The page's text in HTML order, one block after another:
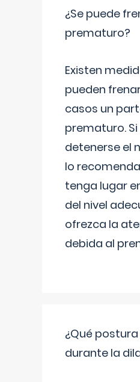
¿Se puede
prematuro?
Existen
pueden
casos un
prematuro.
detenerse el
lo
tenga lugar
del nivel
ofrezca la
debida al
¿Qué
durante la